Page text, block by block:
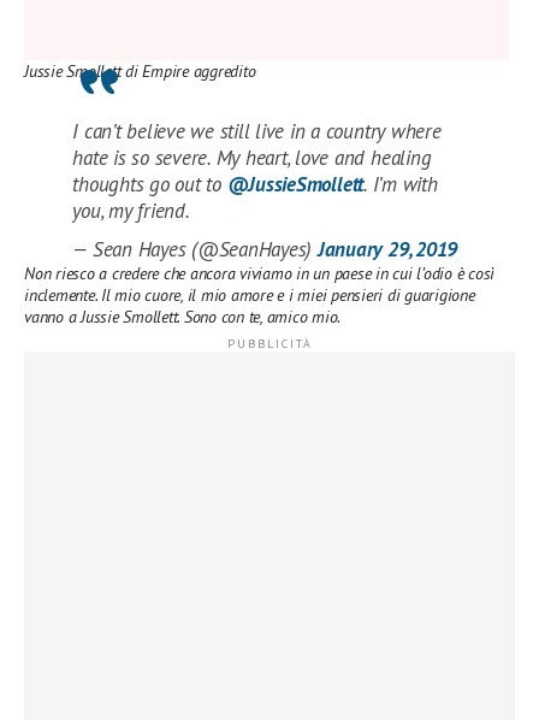
Jussie Smollett di Empire aggredito
I can’t believe we still live in a country where
hate is so severe. My heart, love and healing
thoughts go out to @JussieSmollett. I’m with
you, my friend.
— Sean Hayes (@SeanHayes)January 29, 2019
Non riesco a credere che ancora viviamo in un paese in cui l’odio è così
inclemente. Il mio cuore, il mio amore e i miei pensieri di guarigione
vanno a Jussie Smollett. Sono con te, amico mio.